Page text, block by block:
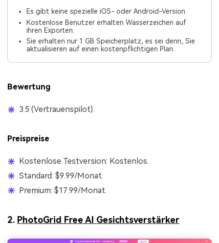
Es gibt keine spezielle iOS- oder Android-Version.
Kostenlose Benutzer erhalten Wasserzeichen auf
ihren Exporten.
Sie erhalten nur 1 GB Speicherplatz, es sei denn, Sie
aktualisieren auf einen kostenpflichtigen Plan.
Bewertung
3.5 (Vertrauenspilot).
Preispreise
Kostenlose Testversion: Kostenlos.
Standard: $9.99/Monat.
Premium: $17.99/Monat.
2. PhotoGrid Free AI Gesichtsverstärker